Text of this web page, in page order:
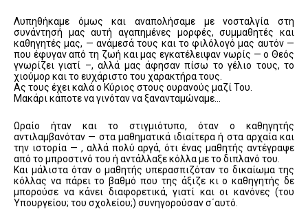
Λυπηθήκαμε όμως και αναπολήσαμε με νοσταλγία στη
συνάντησή μας αυτή αγαπημένες μορφές, συμμαθητές και
καθηγητές μας, — ανάμεσά τους και το φιλόλογό μας αυτόν —
που έφυγαν από τη ζωή και μας εγκατέλειψαν νωρίς — ο Θεός
γνωρίζει γιατί –, αλλά μας άφησαν πίσω το γέλιο τους, το
χιούμορ και το ευχάριστο του χαρακτήρα τους.
Ας τους έχει καλά ο Κύριος στους ουρανούς μαζί Του.
Μακάρι κάποτε να γινόταν να ξανανταμώναμε…
Ωραίο ήταν και το στιγμιότυπο, όταν ο καθηγητής
αντιλαμβανόταν — στα μαθηματικά ιδιαίτερα ή στα αρχαία και
την ιστορία — , αλλά πολύ αργά, ότι ένας μαθητής αντέγραψε
από το μπροστινό του ή αντάλλαξε κόλλα με το διπλανό του.
Και μάλιστα όταν ο μαθητής υπερασπιζόταν το δικαίωμα της
κόλλας να πάρει το βαθμό που της άξιζε κι ο καθηγητής δε
μπορούσε να κάνει διαφορετικά, γιατί και οι κανόνες (του
Υπουργείου; του σχολείου;) συνηγορούσαν σ΄αυτό.